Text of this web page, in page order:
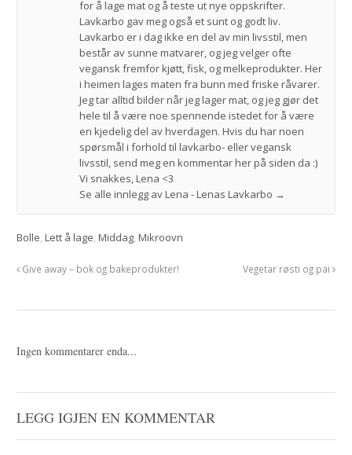
for å lage mat og å teste ut nye oppskrifter.
Lavkarbo gav meg også et sunt og godt liv.
Lavkarbo er i dag ikke en del av min livsstil, men
består av sunne matvarer, og jeg velger ofte
vegansk fremfor kjøtt, fisk, og melkeprodukter. Her
i heimen lages maten fra bunn med friske råvarer.
Jeg tar alltid bilder når jeg lager mat, og jeg gjør det
hele til å være noe spennende istedet for å være
en kjedelig del av hverdagen. Hvis du har noen
spørsmål i forhold til lavkarbo- eller vegansk
livsstil, send meg en kommentar her på siden da :)
Vi snakkes, Lena <3
Se alle innlegg av Lena - Lenas Lavkarbo →
Bolle,Lett å lage,Middag,Mikroovn
Give away – bok og bakeprodukter! Vegetar røsti og pai
Ingen kommentarer enda...
LEGG IGJEN EN KOMMENTAR